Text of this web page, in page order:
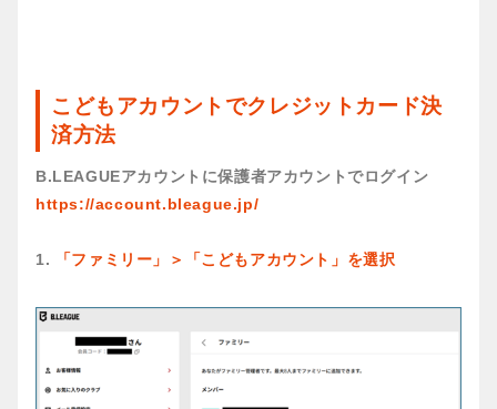
こどもアカウントでクレジットカード決
済方法
B.LEAGUEアカウントに保護者アカウントでログイン
https://account.bleague.jp/
1. 「ファミリー」＞「こどもアカウント」を選択